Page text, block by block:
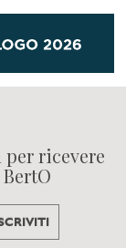
ricevere